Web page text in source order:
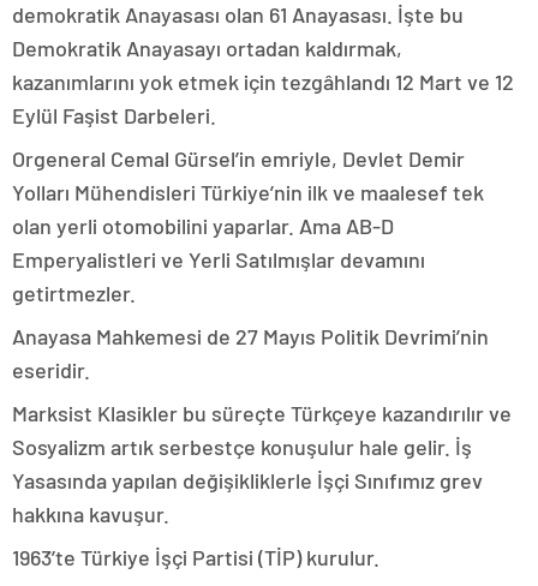
demokratik Anayasası olan 61 Anayasası. İşte bu
Demokratik Anayasayı ortadan kaldırmak,
kazanımlarını yok etmek için tezgâhlandı 12 Mart ve 12
Eylül Faşist Darbeleri.
Orgeneral Cemal Gürsel’in emriyle, Devlet Demir
Yolları Mühendisleri Türkiye’nin ilk ve maalesef tek
olan yerli otomobilini yaparlar. Ama AB-D
Emperyalistleri ve Yerli Satılmışlar devamını
getirtmezler.
Anayasa Mahkemesi de 27 Mayıs Politik Devrimi’nin
eseridir.
Marksist Klasikler bu süreçte Türkçeye kazandırılır ve
Sosyalizm artık serbestçe konuşulur hale gelir. İş
Yasasında yapılan değişikliklerle İşçi Sınıfımız grev
hakkına kavuşur.
1963’te Türkiye İşçi Partisi (TİP) kurulur.